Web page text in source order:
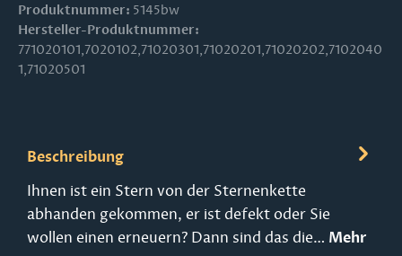
Produktnummer: 5145bw
Hersteller-Produktnummer:
771020101,7020102,71020301,71020201,71020202,7102040
1,71020501
Beschreibung
Ihnen ist ein Stern von der Sternenkette
abhanden gekommen, er ist defekt oder Sie
wollen einen erneuern? Dann sind das die… Mehr